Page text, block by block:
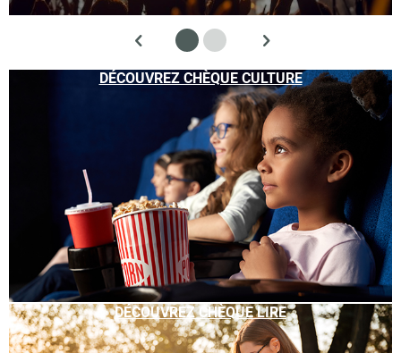
DÉCOUVREZ CHÈQUE CULTURE
DÉCOUVREZ CHÈQUE LIRE